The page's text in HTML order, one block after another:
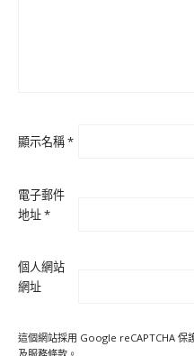
顯示名稱*
電子郵件
地址*
個人網站
網址
這個網站採用 Google reCAPTCHA 保